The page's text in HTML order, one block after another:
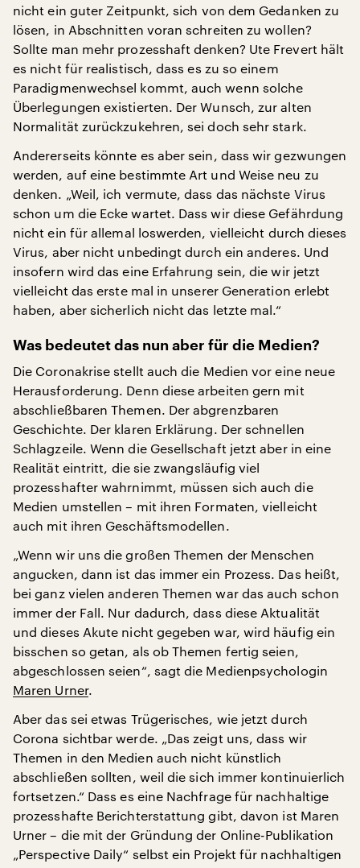
nicht ein guter Zeitpunkt, sich von dem Gedanken zu
lösen, in Abschnitten voran schreiten zu wollen?
Sollte man mehr prozesshaft denken? Ute Frevert hält
es nicht für realistisch, dass es zu so einem
Paradigmenwechsel kommt, auch wenn solche
Überlegungen existierten. Der Wunsch, zur alten
Normalität zurückzukehren, sei doch sehr stark.
Andererseits könnte es aber sein, dass wir gezwungen
werden, auf eine bestimmte Art und Weise neu zu
denken. „Weil, ich vermute, dass das nächste Virus
schon um die Ecke wartet. Dass wir diese Gefährdung
nicht ein für allemal loswerden, vielleicht durch dieses
Virus, aber nicht unbedingt durch ein anderes. Und
insofern wird das eine Erfahrung sein, die wir jetzt
vielleicht das erste mal in unserer Generation erlebt
haben, aber sicherlich nicht das letzte mal.“
Was bedeutet das nun aber für die Medien?
Die Coronakrise stellt auch die Medien vor eine neue
Herausforderung. Denn diese arbeiten gern mit
abschließbaren Themen. Der abgrenzbaren
Geschichte. Der klaren Erklärung. Der schnellen
Schlagzeile. Wenn die Gesellschaft jetzt aber in eine
Realität eintritt, die sie zwangsläufig viel
prozesshafter wahrnimmt, müssen sich auch die
Medien umstellen – mit ihren Formaten, vielleicht
auch mit ihren Geschäftsmodellen.
„Wenn wir uns die großen Themen der Menschen
angucken, dann ist das immer ein Prozess. Das heißt,
bei ganz vielen anderen Themen war das auch schon
immer der Fall. Nur dadurch, dass diese Aktualität
und dieses Akute nicht gegeben war, wird häufig ein
bisschen so getan, als ob Themen fertig seien,
abgeschlossen seien“, sagt die Medienpsychologin
Maren Urner.
Aber das sei etwas Trügerisches, wie jetzt durch
Corona sichtbar werde. „Das zeigt uns, dass wir
Themen in den Medien auch nicht künstlich
abschließen sollten, weil die sich immer kontinuierlich
fortsetzen.“ Dass es eine Nachfrage für nachhaltige
prozesshafte Berichterstattung gibt, davon ist Maren
Urner – die mit der Gründung der Online-Publikation
„Perspective Daily“ selbst ein Projekt für nachhaltigen